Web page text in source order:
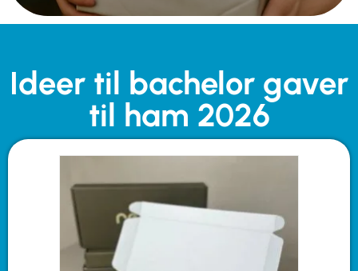
Ideer til bachelor gaver
til ham 2026